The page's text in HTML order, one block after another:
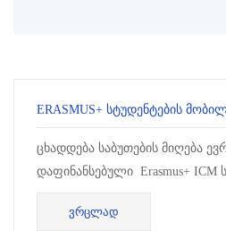
ცხადდება საბუთების მიღება
დაფინანსებული Erasmus+
კონკურსში მონაწილეობის
ფარგლებში საბაუნის სტ...
ᲕᲠᲪᲚᲐᲓ